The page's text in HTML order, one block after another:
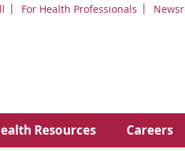
For Health Professionals
Resources Careers